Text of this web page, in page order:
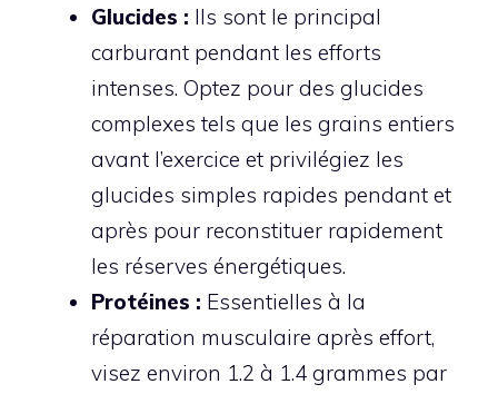
Glucides : Ils sont le principal
carburant pendant les efforts
intenses. Optez pour des glucides
complexes tels que les grains entiers
avant l’exercice et privilégiez les
glucides simples rapides pendant et
après pour reconstituer rapidement
les réserves énergétiques.
Protéines : Essentielles à la
réparation musculaire après effort,
visez environ 1.2 à 1.4 grammes par